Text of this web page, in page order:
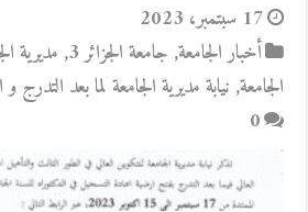
17 سبتمبر، 2023
أخبار الجامعة, جامعة الجزائر 3 , مديرية
الجامعة, نيابة مديرية الجامعة لما بعد التدرج
0